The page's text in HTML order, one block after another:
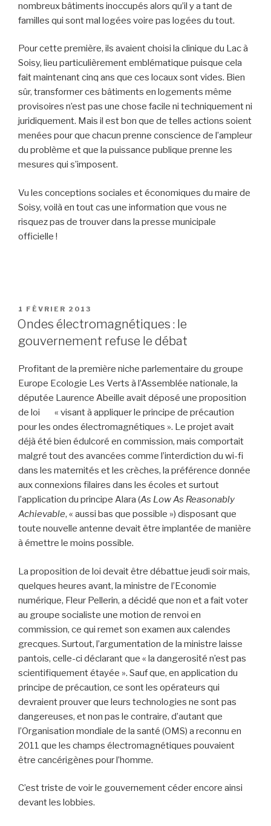
nombreux bâtiments inoccupés alors qu’il y a tant de
familles qui sont mal logées voire pas logées du tout.
Pour cette première, ils avaient choisi la clinique du Lac à
Soisy, lieu particulièrement emblématique puisque cela
fait maintenant cinq ans que ces locaux sont vides. Bien
sûr, transformer ces bâtiments en logements même
provisoires n’est pas une chose facile ni techniquement ni
juridiquement. Mais il est bon que de telles actions soient
menées pour que chacun prenne conscience de l’ampleur
du problème et que la puissance publique prenne les
mesures qui s’imposent.
Vu les conceptions sociales et économiques du maire de
Soisy, voilà en tout cas une information que vous ne
risquez pas de trouver dans la presse municipale
officielle !
PUBLIÉ
LE
1 FÉVRIER 2013
Ondes électromagnétiques : le
gouvernement refuse le débat
Profitant de la première niche parlementaire du groupe
Europe Ecologie Les Verts à l’Assemblée nationale, la
députée Laurence Abeille avait déposé une proposition
de loi « visant à appliquer le principe de précaution
pour les ondes électromagnétiques ». Le projet avait
déjà été bien édulcoré en commission, mais comportait
malgré tout des avancées comme l’interdiction du wi-fi
dans les maternités et les crèches, la préférence donnée
aux connexions filaires dans les écoles et surtout
l’application du principe Alara (As Low As Reasonably
Achievable, « aussi bas que possible ») disposant que
toute nouvelle antenne devait être implantée de manière
à émettre le moins possible.
La proposition de loi devait être débattue jeudi soir mais,
quelques heures avant, la ministre de l’Economie
numérique, Fleur Pellerin, a décidé que non et a fait voter
au groupe socialiste une motion de renvoi en
commission, ce qui remet son examen aux calendes
grecques. Surtout, l’argumentation de la ministre laisse
pantois, celle-ci déclarant que « la dangerosité n’est pas
scientifiquement étayée ». Sauf que, en application du
principe de précaution, ce sont les opérateurs qui
devraient prouver que leurs technologies ne sont pas
dangereuses, et non pas le contraire, d’autant que
l’Organisation mondiale de la santé (OMS) a reconnu en
2011 que les champs électromagnétiques pouvaient
être cancérigènes pour l’homme.
C’est triste de voir le gouvernement céder encore ainsi
devant les lobbies.